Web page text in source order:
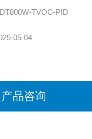
TVOC-PID
05-04
产品咨询